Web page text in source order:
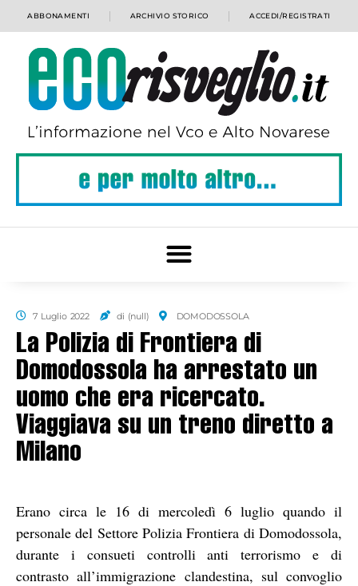
ABBONAMENTI ARCHIVIO STORICO ACCEDI/REGISTRATI
7 Luglio 2022 di (null) DOMODOSSOLA
La Polizia di Frontiera di
Domodossola ha arrestato un
uomo che era ricercato.
Viaggiava su un treno diretto a
Milano
Erano circa le 16 di mercoledì 6 luglio quando il
personale del Settore Polizia Frontiera di Domodossola,
durante i consueti controlli anti terrorismo e di
contrasto all’immigrazione clandestina, sul convoglio